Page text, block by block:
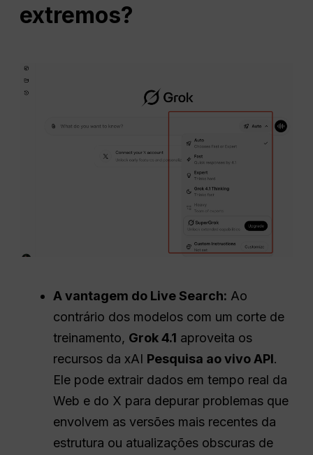
extremos?
A vantagem do Live Search: Ao
contrário dos modelos com um corte de
treinamento, Grok 4.1 aproveita os
recursos da xAI Pesquisa ao vivo API.
Ele pode extrair dados em tempo real da
Web e do X para depurar problemas que
envolvem as versões mais recentes da
estrutura ou atualizações obscuras de